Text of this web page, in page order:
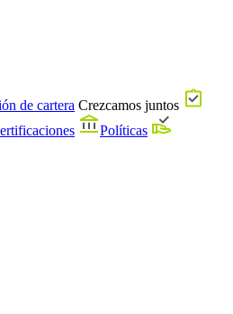
de cartera Crezcamos juntos
Políticas